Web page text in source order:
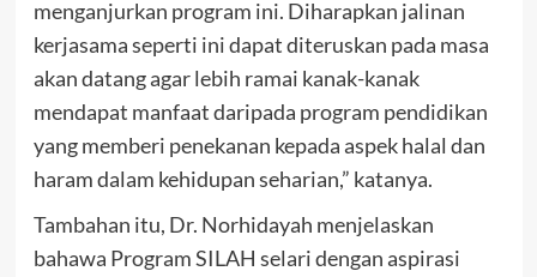
menganjurkan program ini. Diharapkan jalinan
kerjasama seperti ini dapat diteruskan pada masa
akan datang agar lebih ramai kanak-kanak
mendapat manfaat daripada program pendidikan
yang memberi penekanan kepada aspek halal dan
haram dalam kehidupan seharian,” katanya.
Tambahan itu, Dr. Norhidayah menjelaskan
bahawa Program SILAH selari dengan aspirasi